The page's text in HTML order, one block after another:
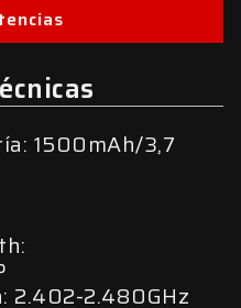
1500mAh/3,7
2.402-2.480GHz